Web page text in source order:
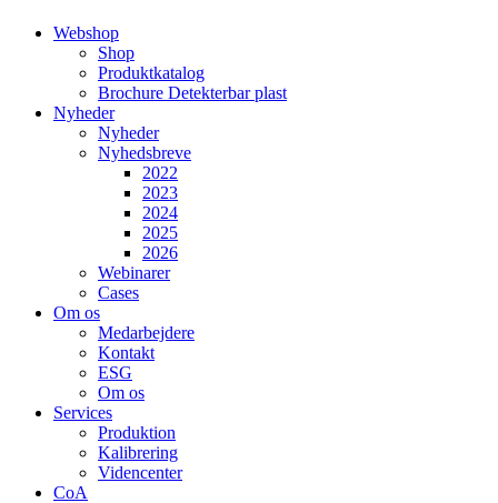
Webshop
Shop
Produktkatalog
Brochure Detekterbar plast
Nyheder
Nyheder
Nyhedsbreve
2022
2023
2024
2025
2026
Webinarer
Cases
Om os
Medarbejdere
Kontakt
ESG
Om os
Services
Produktion
Kalibrering
Videncenter
CoA